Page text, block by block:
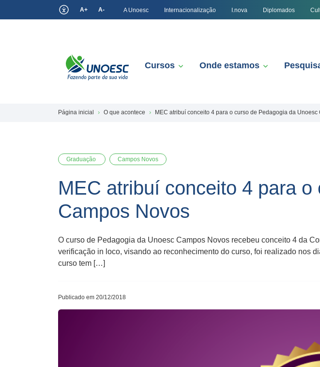
A+ A- A Unoesc Internacionalização I.nova Diplomados
Cursos Onde estamos
Página inicial O que acontece MEC atribuí conceito 4 para o curso de Pedagogia da Unoesc
Graduação Campos Novos
MEC atribuí conceito 4 para
Campos Novos
O curso de Pedagogia da Unoesc Campos Novos recebeu conceito 4 da
verificação in loco, visando ao reconhecimento do curso, foi realizado nos
curso tem […]
Publicado em 20/12/2018